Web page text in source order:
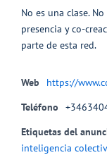
No es una clase.
presencia y co-
parte de esta red.
Web
https://
Teléfono
Etiquetas del
inteligencia